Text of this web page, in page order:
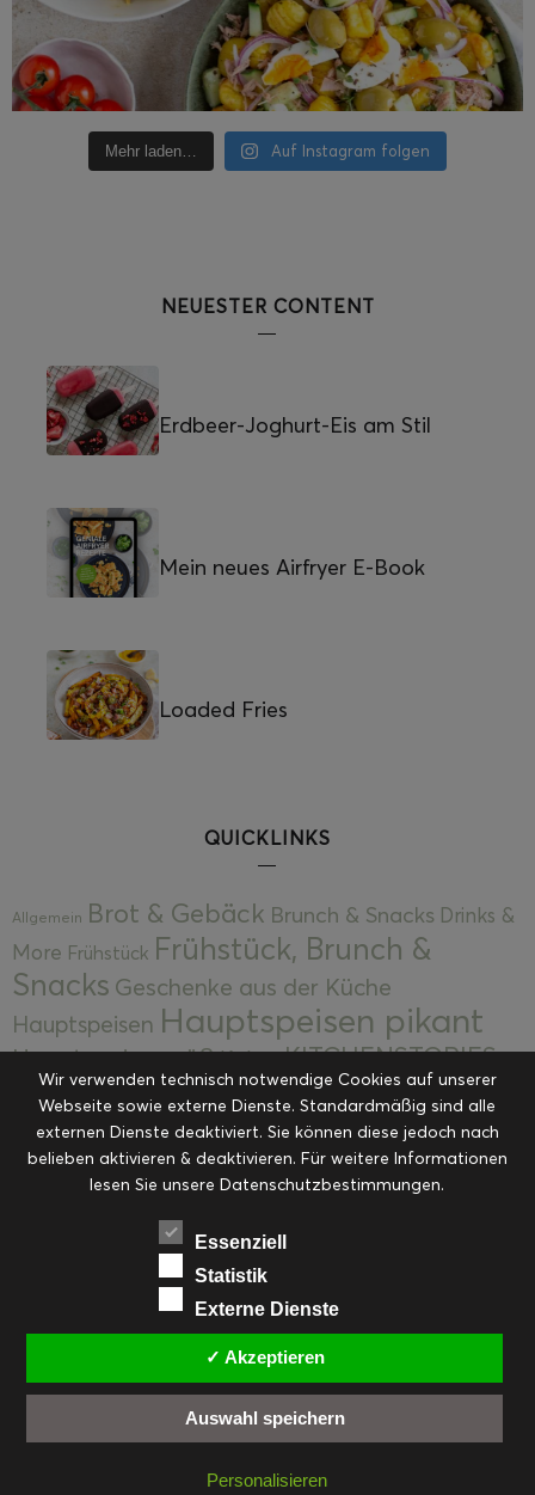
Mehr laden… Auf Instagram folgen
NEUESTER CONTENT
Erdbeer-Joghurt-Eis am Stil
Mein neues Airfryer E-Book
Loaded Fries
QUICKLINKS
Allgemein Brot & Gebäck Brunch & Snacks Drinks &
More Frühstück Frühstück, Brunch &
Snacks Geschenke aus der Küche
Hauptspeisen Hauptspeisen pikant
Hauptspeisen süßKekseKITCHENSTORIES
Kuchen, Torten & Desserts Kuchen und
Desserts Kulinarik Kulinarische Mitbringsel &
Eingemachtes Ohne Kategorie Ostern Resteküche
RezepteSaisonalSliderStartseite
Suppen, Salate & Vorspeisen
Vorspeisen, Salate & Suppen
Weihnachten Workshops & Events
FACEBOOK PINTEREST
EMAIL
INSTAGRAM
Wir verwenden technisch notwendige Cookies auf unserer
Webseite sowie externe Dienste. Standardmäßig sind alle
externen Dienste deaktiviert. Sie können diese jedoch nach
belieben aktivieren & deaktivieren. Für weitere Informationen
lesen Sie unsere Datenschutzbestimmungen.
Essenziell
Statistik
Externe Dienste
✓ Akzeptieren
Auswahl speichern
Personalisieren